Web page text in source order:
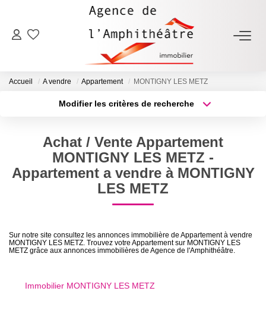
ACHETER
FAIRE GÉRER
NOTRE AGENCE
Qui Sommes-Nous
Notre Équipe
Nos Actualités
Accueil A vendre Appartement MONTIGNY LES METZ
Modifier les critères de recherche
Sélectionnez...
Type de bien
Surface min
Budget max
Achat / Vente Appartement
MONTIGNY LES METZ -
Appartement a vendre à MONTIGNY
LES METZ
Sur notre site consultez les annonces immobilière de Appartement à vendre
MONTIGNY LES METZ. Trouvez votre Appartement sur MONTIGNY LES
METZ grâce aux annonces immobilières de Agence de l'Amphithéâtre.
Immobilier MONTIGNY LES METZ